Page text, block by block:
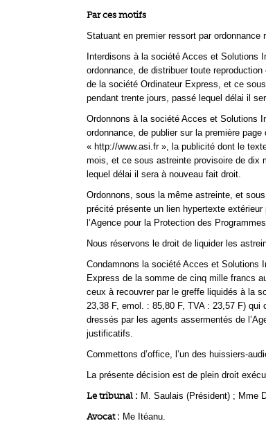
Par ces motifs
Statuant en premier ressort par ordonnance
Interdisons à la société Acces et Solutions
ordonnance, de distribuer toute
de la société Ordinateur Express, et ce
pendant trente jours, passé lequel délai il
Ordonnons à la société Acces et Solutions
ordonnance, de publier sur la première
« http://www.asi.fr », la publicité dont le
mois, et ce sous astreinte provisoire de dix
lequel délai il sera à nouveau fait droit.
Ordonnons, sous la même astreinte, et
précité présente un lien hypertexte
l’Agence pour la Protection des
Nous réservons le droit de liquider les
Condamnons la société Acces et Solutions
Express de la somme de cinq mille francs
ceux à recouvrer par le greffe liquidés à la
23,38 F, emol. : 85,80 F, TVA : 23,57 F)
dressés par les agents assermentés de
justificatifs.
Commettons d’office, l’un des huissiers-
La présente décision est de plein droit
Le tribunal : M. Saulais (Président) ; Mme
Avocat : Me Itéanu.